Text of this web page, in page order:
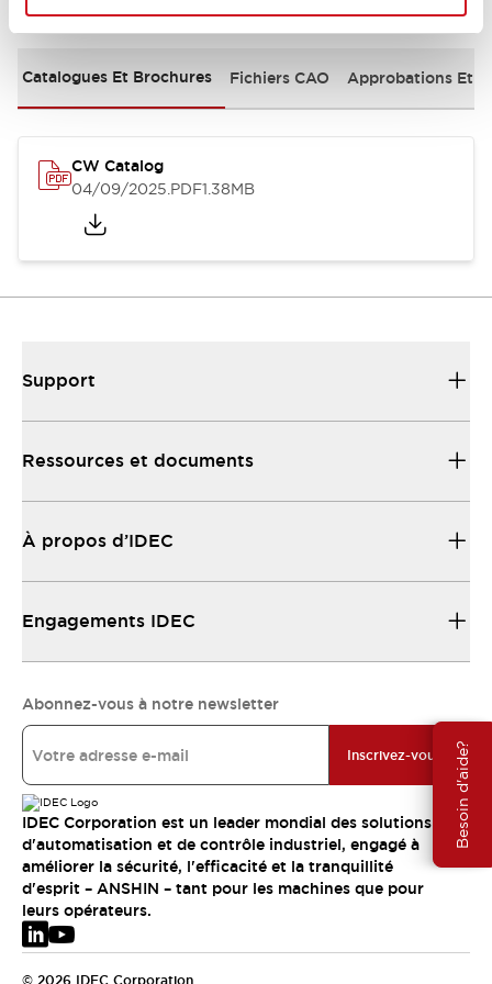
Besoin d'aide?
Catalogues Et Brochures Fichiers CAO Approbations Et
CW Catalog
04/09/2025.PDF1.38MB
Support
Ressources et documents
À propos d’IDEC
Engagements IDEC
Abonnez-vous à notre newsletter
Inscrivez-vous
IDEC Corporation est un leader mondial des solutions
d'automatisation et de contrôle industriel, engagé à
améliorer la sécurité, l'efficacité et la tranquillité
d'esprit – ANSHIN – tant pour les machines que pour
leurs opérateurs.